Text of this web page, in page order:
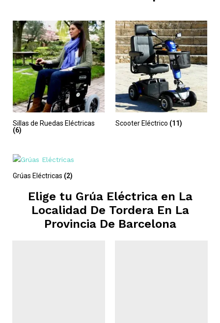
Sillas de Ruedas Eléctricas
(6)
Scooter Eléctrico (11)
Grúas Eléctricas (2)
Elige tu Grúa Eléctrica en La
Localidad De Tordera En La
Provincia De Barcelona